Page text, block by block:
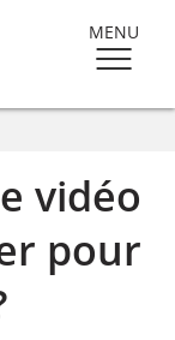
MENU
vidéo
pour